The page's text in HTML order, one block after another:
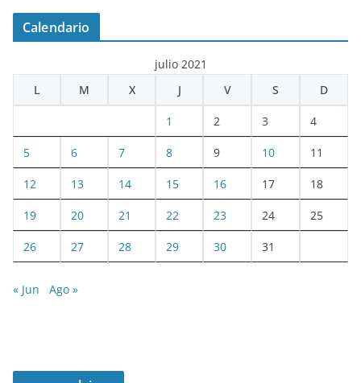
Calendario
julio 2021
L
M X J V S D
1 2 3 4
5 6 7 8 9 10 11
12 13 14 15 16 17 18
19 20 21 22 23 24 25
26 27 28 29 30 31
« Jun Ago »